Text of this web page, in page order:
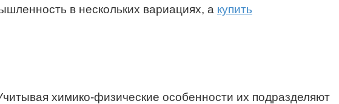
в нескольких вариациях, а купить
химико-физические особенности их подразделяют